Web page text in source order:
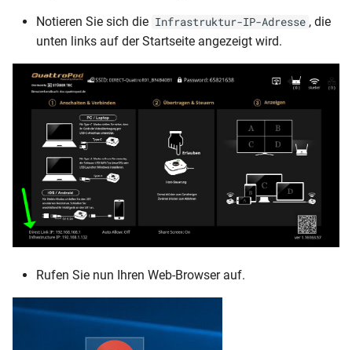
Notieren Sie sich die Infrastruktur-IP-Adresse , die
unten links auf der Startseite angezeigt wird.
Rufen Sie nun Ihren Web-Browser auf.